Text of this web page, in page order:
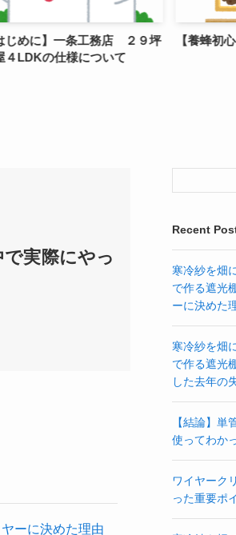
９坪
【養蜂初心者】＃１ 養蜂箱準備
実際にやっ
ーに決めた理由
Recent
寒冷紗を畑
で作る遮光
ーに決めた
寒冷紗を畑
で作る遮光
した去年の
【結論】単
使ってわか
ワイヤーク
った重要ポ